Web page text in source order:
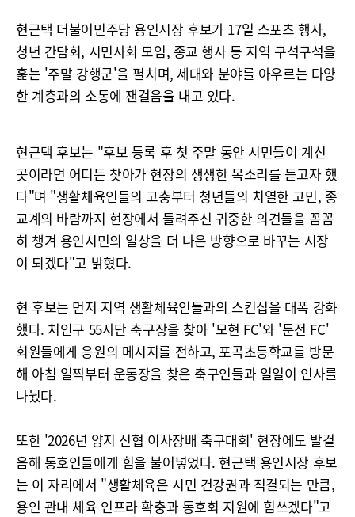
현근택 더불어민주당 용인시장 후보가 17일 스포츠 행사,
청년 간담회, 시민사회 모임, 종교 행사 등 지역 구석구석을
훑는 '주말 강행군'을 펼치며, 세대와 분야를 아우르는 다양
한 계층과의 소통에 잰걸음을 내고 있다.
현근택 후보는 "후보 등록 후 첫 주말 동안 시민들이 계신
곳이라면 어디든 찾아가 현장의 생생한 목소리를 듣고자 했
다"며 "생활체육인들의 고충부터 청년들의 치열한 고민, 종
교계의 바람까지 현장에서 들려주신 귀중한 의견들을 꼼꼼
히 챙겨 용인시민의 일상을 더 나은 방향으로 바꾸는 시장
이 되겠다"고 밝혔다.
현 후보는 먼저 지역 생활체육인들과의 스킨십을 대폭 강화
했다. 처인구 55사단 축구장을 찾아 '모현 FC'와 '둔전 FC'
회원들에게 응원의 메시지를 전하고, 포곡초등학교를 방문
해 아침 일찍부터 운동장을 찾은 축구인들과 일일이 인사를
나눴다.
또한 '2026년 양지 신협 이사장배 축구대회' 현장에도 발걸
음해 동호인들에게 힘을 불어넣었다. 현근택 용인시장 후보
는 이 자리에서 "생활체육은 시민 건강권과 직결되는 만큼,
용인 관내 체육 인프라 확충과 동호회 지원에 힘쓰겠다"고